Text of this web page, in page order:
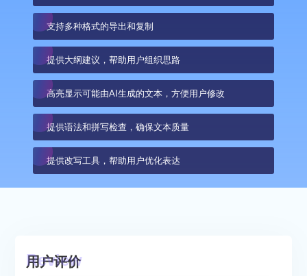
支持多种格式的导出和复制
提供大纲建议，帮助用户组织思路
高亮显示可能由AI生成的文本，方便用户修改
提供语法和拼写检查，确保文本质量
提供改写工具，帮助用户优化表达
用户评价